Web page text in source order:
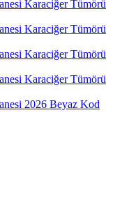
Karaciğer Tümörü
Karaciğer Tümörü
Karaciğer Tümörü
Karaciğer Tümörü
2026 Beyaz Kod